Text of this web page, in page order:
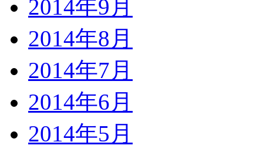
2014年9月
2014年8月
2014年7月
2014年6月
2014年5月